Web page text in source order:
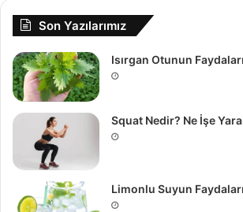
Son Yazılarımız
Isırgan Otunun Faydaları
Squat Nedir? Ne İşe
Limonlu Suyun Faydaları